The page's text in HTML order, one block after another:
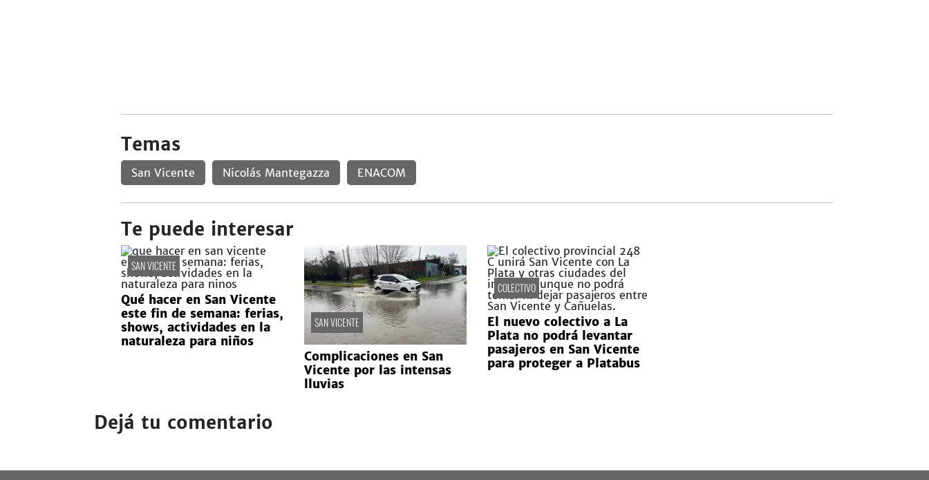
Temas
San Vicente Nicolás Mantegazza ENACOM
Te puede interesar
SAN VICENTE
Qué hacer en San Vicente
este fin de semana: ferias,
shows, actividades en la
naturaleza para niños
SAN VICENTE
Complicaciones en San
Vicente por las intensas
lluvias
COLECTIVO
El nuevo colectivo a La
Plata no podrá levantar
pasajeros en San Vicente
para proteger a Platabus
Dejá tu comentario